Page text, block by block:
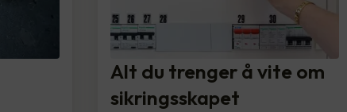
Alt du trenger å vite om
sikringsskapet